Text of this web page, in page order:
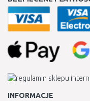
INFORMACJE